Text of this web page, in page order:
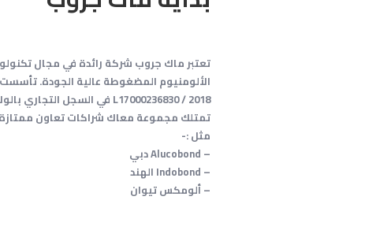
تعتبر ماك جروب شركة رائدة في مجال
الألومنيوم المضغوطة عالية الجودة.
L17000236830 / 2018 في السجل التجاري بالولايات المتحدة الأمريكية.
تمتلك مجموعة معاك شراكات تعاون
مثل :-
– Alucobond دبي
– Indobond الهند
– ألومكس تيوان